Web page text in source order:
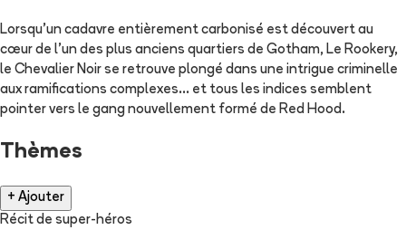
Lorsqu'un cadavre entièrement carbonisé est découvert au
cœur de l'un des plus anciens quartiers de Gotham, Le Rookery,
le Chevalier Noir se retrouve plongé dans une intrigue criminelle
aux ramifications complexes… et tous les indices semblent
pointer vers le gang nouvellement formé de Red Hood.
Thèmes
+ Ajouter
Récit de super-héros